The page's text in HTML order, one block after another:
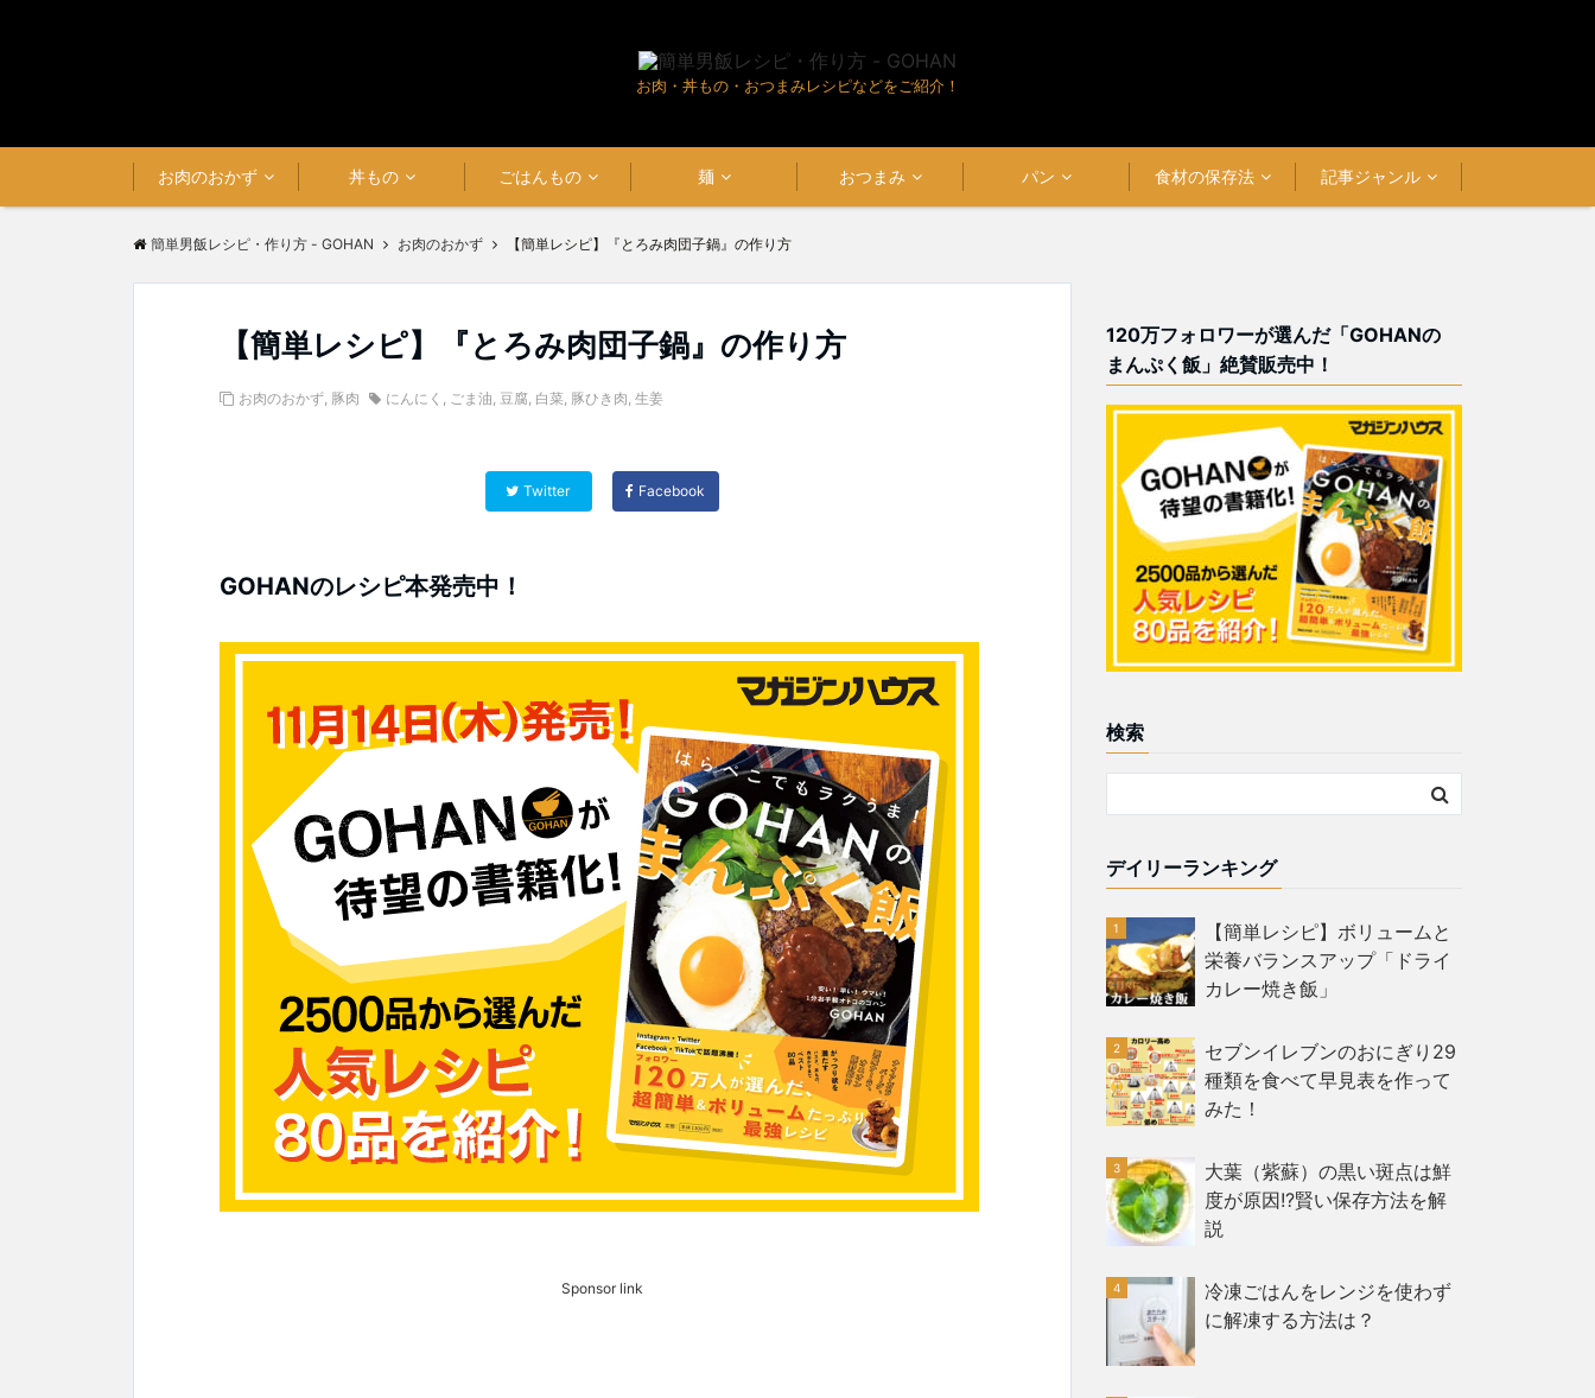
お肉・丼もの・おつまみレシピなどをご紹介！
お肉のおかず 丼もの ごはんもの 麺 おつまみ パン 食材の保存法 記事ジャンル
簡単男飯レシピ・作り方 - GOHAN お肉のおかず 【簡単レシピ】『とろみ肉団子鍋』の作り方
【簡単レシピ】『とろみ肉団子鍋』の作り方
お肉のおかず, 豚肉 にんにく , ごま油, 豆腐, 白菜, 豚ひき肉, 生姜
Twitter Facebook
GOHANのレシピ本発売中！
Sponsor link
120万フォロワーが選んだ「GOHANの
まんぷく飯」絶賛販売中！
検索
デイリーランキング
【簡単レシピ】ボリュームと
栄養バランスアップ「ドライ
カレー焼き飯」
セブンイレブンのおにぎり29
種類を食べて早見表を作って
みた！
大葉（紫蘇）の黒い斑点は鮮
度が原因!?賢い保存方法を解
説
冷凍ごはんをレンジを使わず
に解凍する方法は？